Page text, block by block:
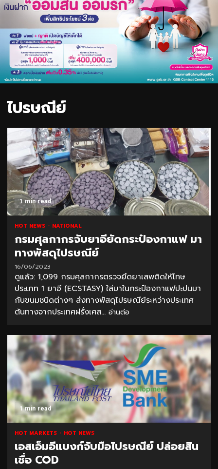
ไปรษณีย์
1 min read
HOT NEWS NATIONAL
กรมศุลกากรจับยาอียัดกระป๋องกาแฟ มา
ทางพัสดุไปรษณีย์
16/06/2023
ดูแล้ว: 1,099 กรมศุลกากรตรวจยึดยาเสพติดให้โทษ
ประเภท 1 ยาอี (ECSTASY) ใส่มาในกระป๋องกาแฟปะปนมา
กับขนมชนิดต่างๆ ส่งทางพัสดุไปรษณีย์ระหว่างประเทศ
ต้นทางจากประเทศฝรั่งเศส... อ่านต่อ
1 min read
HOT MARKETS HOT NEWS
เอสเอ็มอีแบงก์จับมือไปรษณีย์ ปล่อยสิน
เชื่อ COD